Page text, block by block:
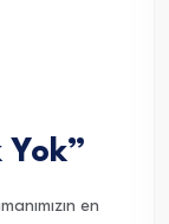
Yok”
en